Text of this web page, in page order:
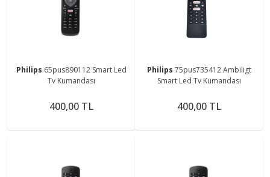
Philips 65pus890112 Smart Led
Tv Kumandası
400,00 TL
Philips 75pus735412 Ambiligt
Smart Led Tv Kumandası
400,00 TL